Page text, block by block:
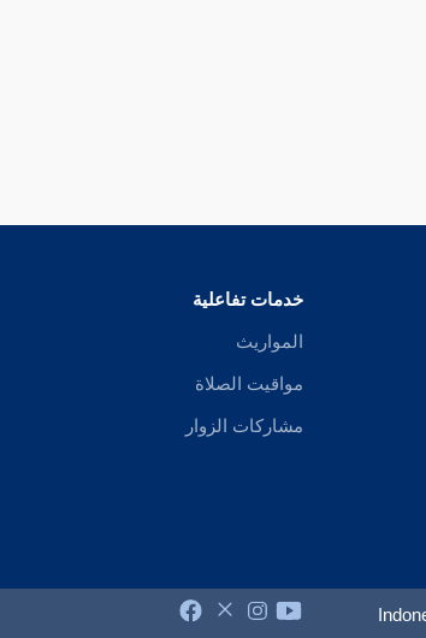
خدمات تفاعلية
المواريث
مواقيت الصلاة
مشاركات الزوار